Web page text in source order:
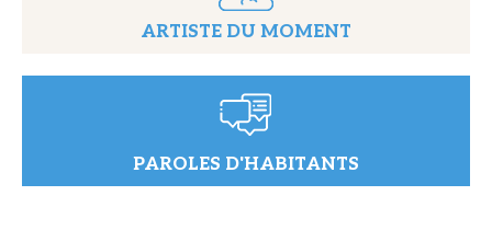
ARTISTE DU MOMENT
PAROLES D'HABITANTS